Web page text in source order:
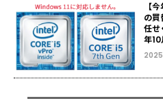
【
の買
任せ
年10